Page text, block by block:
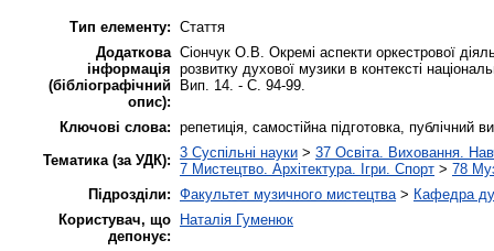
Тип елементу: Стаття
Додаткова
інформація
(бібліографічний
опис):
Сіончук О.В. Окремі аспекти оркестрової
розвитку духової музики в контексті
Вип. 14. - С. 94-99.
Ключові слова: репетиція, самостійна підготовка, публічний
Тематика (за УДК): 3 Суспільні науки > 37 Освіта. Виховання.
7 Мистецтво. Архітектура. Ігри. Спорт > 78
Підрозділи: Факультет музичного мистецтва > Кафедра
Користувач, що
депонує:
Наталія Гуменюк